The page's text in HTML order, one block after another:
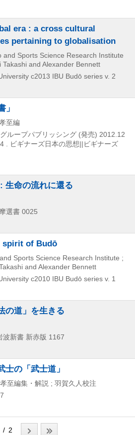
era : a cross cultural
pertaining to globalisation
and Sports Science Research Institute
Takashi and Alexander Bennett
c2013 IBU Budō series v. 2
」
至編
ループパブリッシング (発売) 2012.12
. ビギナーズ日本の思想||ビギナーズ
生命の流れに還る
選書 0025
spirit of Budō
Sports Science Research Institute ;
and Alexander Bennett
c2010 IBU Budō series v. 1
の道」を生きる
波新書 新赤版 1167
の「武士道」
至編集・解説 ; 羽賀久人校注
/ 2